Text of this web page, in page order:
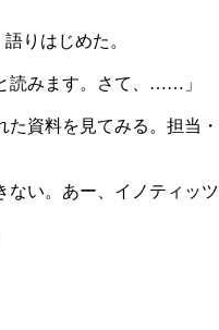
りはじめた。
読みます。さて、……」
料を見てみる。担当
い。あー、イノティッ